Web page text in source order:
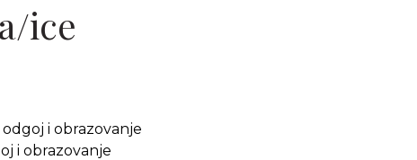
ice
odgoj i obrazovanje
i obrazovanje